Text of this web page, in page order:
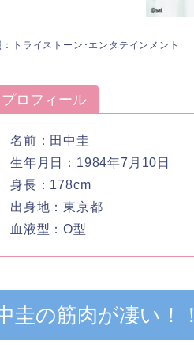
トライストーン･エンタテインメント
プロフィール
名前：田中圭
生年月日：1984年7月10日
身長：178cm
出身地：東京都
血液型：O型
圭の筋肉が凄い！！